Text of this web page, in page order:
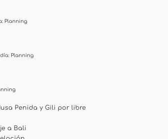
Planning
Planning
Penida y Gili por libre
a Bali